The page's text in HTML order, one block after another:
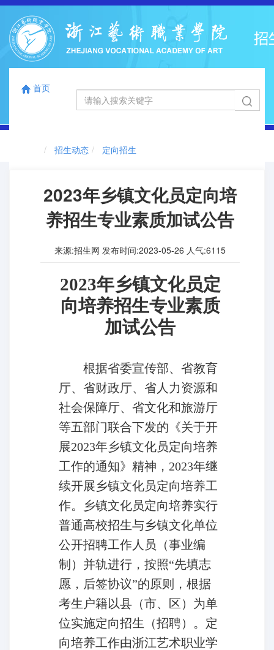
首页
招生动态 定向招生
2023年乡镇文化员定向培
养招生专业素质加试公告
来源:招生网 发布时间:2023-05-26 人气:6115
2023年乡镇文化员定
向培养招生专业素质
加试公告
根据省委宣传部、省教育
厅、省财政厅、省人力资源和
社会保障厅、省文化和旅游厅
等五部门联合下发的《关于开
展2023年乡镇文化员定向培养
工作的通知》精神，2023年继
续开展乡镇文化员定向培养工
作。乡镇文化员定向培养实行
普通高校招生与乡镇文化单位
公开招聘工作人员（事业编
制）并轨进行，按照“先填志
愿，后签协议”的原则，根据
考生户籍以县（市、区）为单
位实施定向招生（招聘）。定
向培养工作由浙江艺术职业学